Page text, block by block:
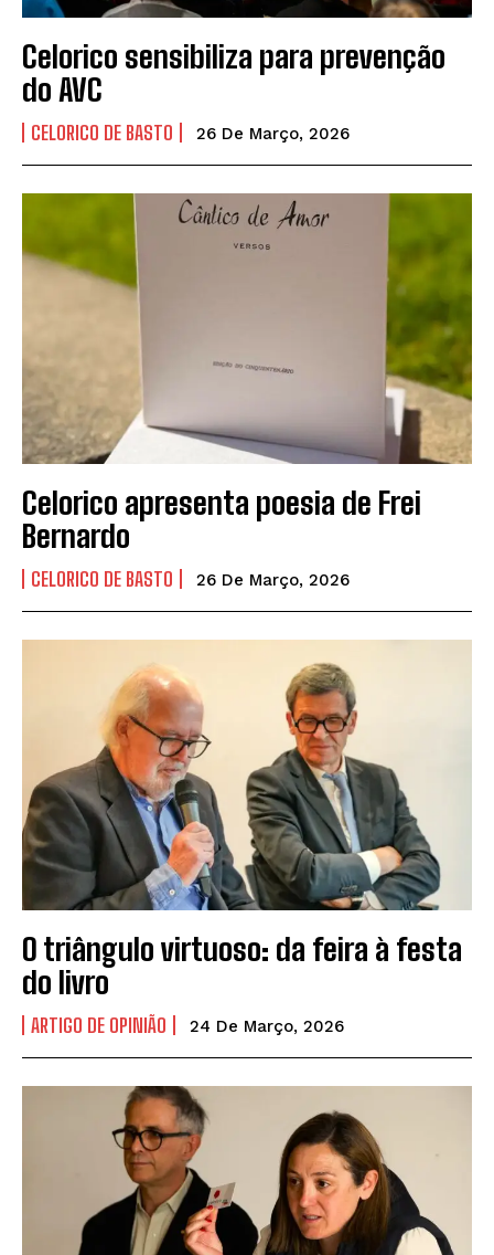
SUBSCREVER
Li e aceito a vossaPolitica de Privacidade.
Celorico sensibiliza para prevenção
do AVC
CELORICO DE BASTO 26 De Março, 2026
Celorico apresenta poesia de Frei
Bernardo
CELORICO DE BASTO 26 De Março, 2026
O triângulo virtuoso: da feira à festa
do livro
ARTIGO DE OPINIÃO 24 De Março, 2026